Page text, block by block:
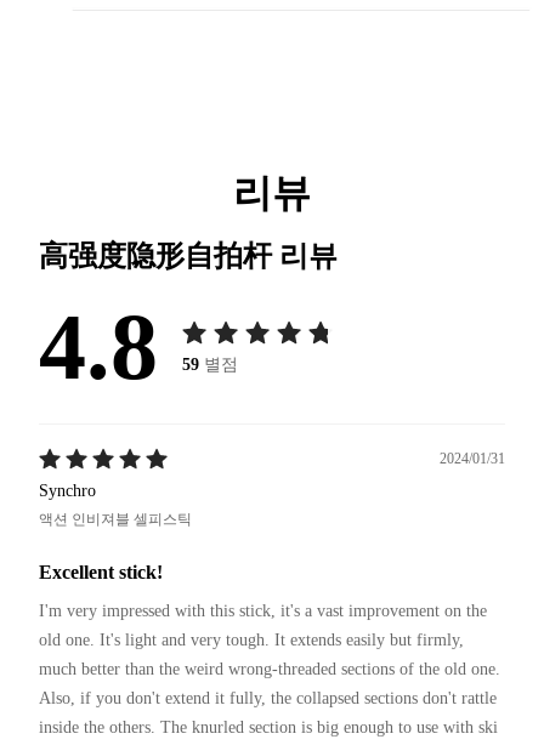
리뷰
高强度隐形自拍杆 리뷰
4.8 59 별점
2024/01/31
Synchro
액션 인비져블 셀피스틱
Excellent stick!
I'm very impressed with this stick, it's a vast improvement on the
old one. It's light and very tough. It extends easily but firmly,
much better than the weird wrong-threaded sections of the old one.
Also, if you don't extend it fully, the collapsed sections don't rattle
inside the others. The knurled section is big enough to use with ski